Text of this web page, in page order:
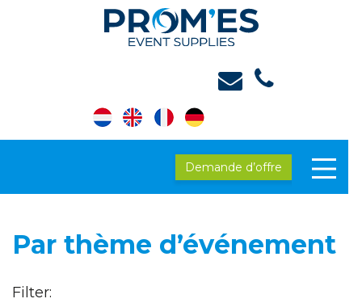
Demande d’offre
Par thème d’événement
Filter: